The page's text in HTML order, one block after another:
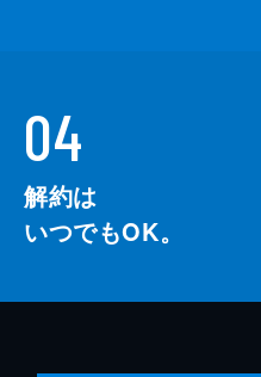
04
解約は
いつでもOK。